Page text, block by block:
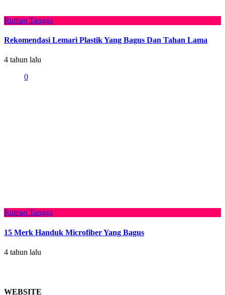
Rumah Tangga
Rekomendasi Lemari Plastik Yang Bagus Dan Tahan Lama
4 tahun lalu
0
Rumah Tangga
15 Merk Handuk Microfiber Yang Bagus
4 tahun lalu
WEBSITE